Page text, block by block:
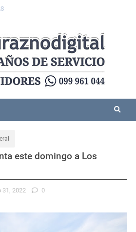
este domingo a Los
31, 2022 0